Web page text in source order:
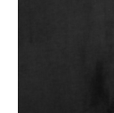
Café